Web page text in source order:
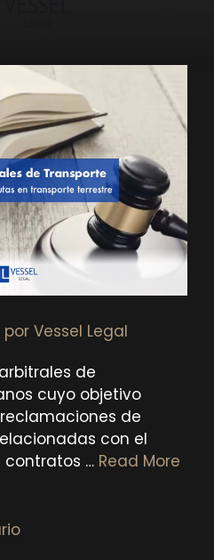
por Vessel Legal
de
cuyo objetivo
de
con el
contratos … Read More